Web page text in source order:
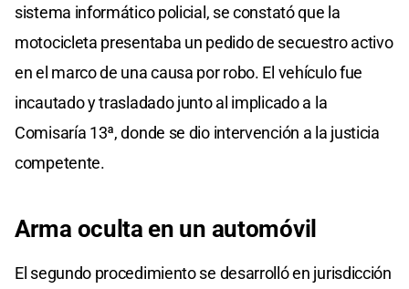
sistema informático policial, se constató que la
motocicleta presentaba un pedido de secuestro activo
en el marco de una causa por robo. El vehículo fue
incautado y trasladado junto al implicado a la
Comisaría 13ª, donde se dio intervención a la justicia
competente.
Arma oculta en un automóvil
El segundo procedimiento se desarrolló en jurisdicción